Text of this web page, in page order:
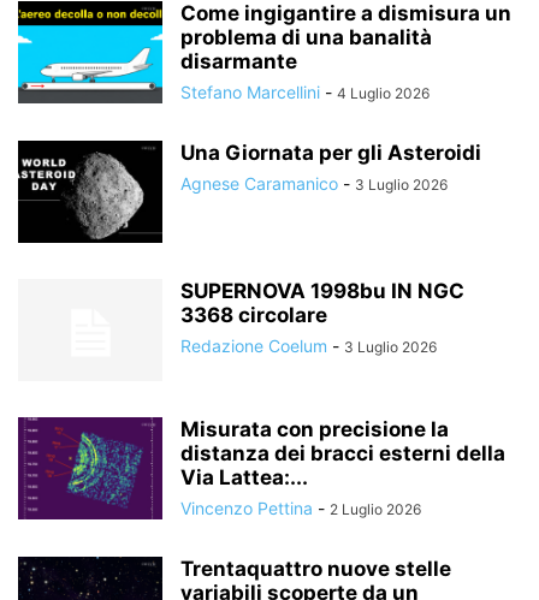
Come ingigantire a dismisura un
problema di una banalità
disarmante
Stefano Marcellini - 4 Luglio 2026
Una Giornata per gli Asteroidi
Agnese Caramanico - 3 Luglio 2026
SUPERNOVA 1998bu IN NGC
3368 circolare
Redazione Coelum - 3 Luglio 2026
Misurata con precisione la
distanza dei bracci esterni della
Via Lattea:...
Vincenzo Pettina - 2 Luglio 2026
Trentaquattro nuove stelle
variabili scoperte da un